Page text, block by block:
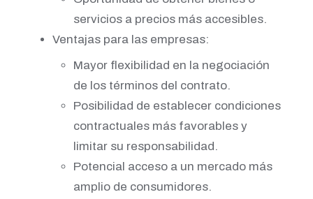
servicios a precios más accesibles.
Ventajas para las empresas:
Mayor flexibilidad en la negociación
de los términos del contrato.
Posibilidad de establecer condiciones
contractuales más favorables y
limitar su responsabilidad.
Potencial acceso a un mercado más
amplio de consumidores.